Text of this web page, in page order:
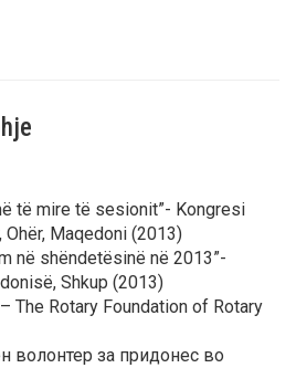
të mire të sesionit”- Kongresi
Maqedoni (2013)
në shëndetësinë në 2013”-
Shkup (2013)
The Rotary Foundation of Rotary
волонтер за придонес во